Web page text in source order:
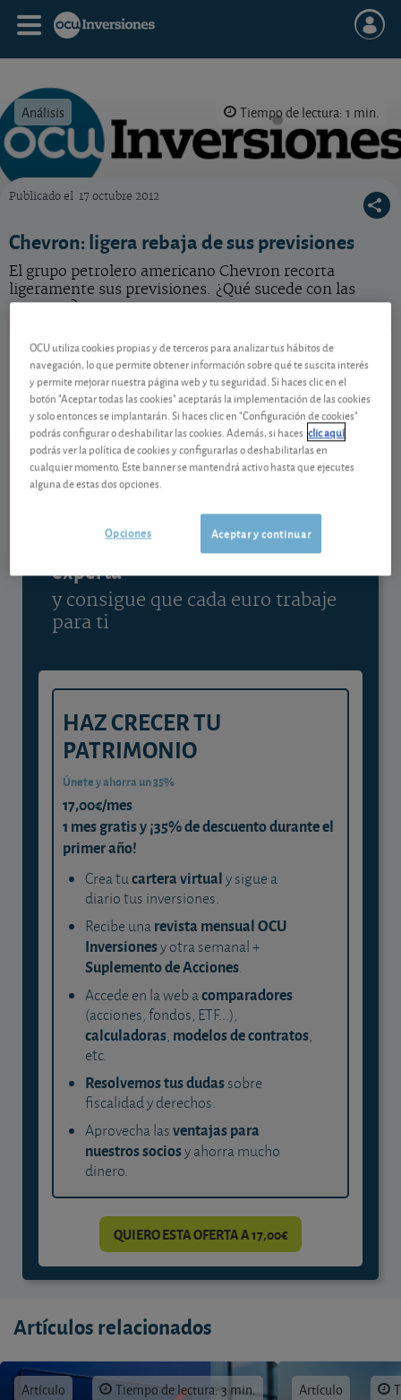
Análisis Tiempo de lectura: 1 min.
Publicado el 17 octubre 2012
Chevron: ligera rebaja de sus previsiones
El grupo petrolero americano Chevron recorta
ligeramente sus previsiones. ¿Qué sucede con las
nuestras?
Chevron
US1667641005
06/08/2026 Nueva York
189,46 USD
3,05 USD (1,64 %)
Ver detalladamente
Contenido reservado a SOCIOS
Gestiona tu dinero con visión
experta
y consigue que cada euro trabaje
para ti
HAZ CRECER TU
PATRIMONIO
Únete y ahorra un 35%
17,00€/mes
1 mes gratis y ¡35% de descuento durante el
primer año!
Crea tucartera virtualy sigue a
diario tus inversiones.
Recibe unarevista mensual OCU
Inversionesy otra semanal +
Suplemento de Acciones.
Accede en la web acomparadores
(acciones, fondos, ETF...),
calculadoras, modelos de contratos,
etc.
Resolvemos tus dudassobre
fiscalidad y derechos.
Aprovecha lasventajas para
nuestros sociosy ahorra mucho
dinero.
QUIERO ESTA OFERTA A 17,00€
Artículos relacionados
Artículo Tiempo de lectura: 3 min. Artículo
OCU utiliza cookies propias y de terceros para analizar tus hábitos de
navegación, lo que permite obtener información sobre qué te suscita interés
y permite mejorar nuestra página web y tu seguridad. Si haces clic en el
botón "Aceptar todas las cookies" aceptarás la implementación de las cookies
y solo entonces se implantarán. Si haces clic en "Configuración de cookies"
podrás configurar o deshabilitar las cookies. Además, si haces clic aquí
podrás ver la política de cookies y configurarlas o deshabilitarlas en
cualquier momento. Este banner se mantendrá activo hasta que ejecutes
alguna de estas dos opciones.
Aceptar y continuar
Opciones